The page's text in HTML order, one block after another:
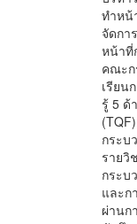
ทำหน้
จัดกา
หน้าที่
คณะก
เรียน
รู้ 5 ด้
กระบ
รายวิ
กระบ
และก
ผ่านก